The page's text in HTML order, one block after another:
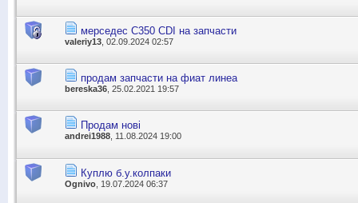
мерседес С350 CDI на запчасти
valeriy13 , 02.09.2024 02:57
продам запчасти на фиат линеа
bereska36 , 25.02.2021 19:57
Продам нові
andrei1988, 11.08.2024 19:00
Куплю б.у.колпаки
Ognivo , 19.07.2024 06:37